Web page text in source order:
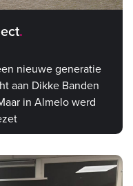
nieuwe generatie
aan Dikke Banden
in Almelo werd